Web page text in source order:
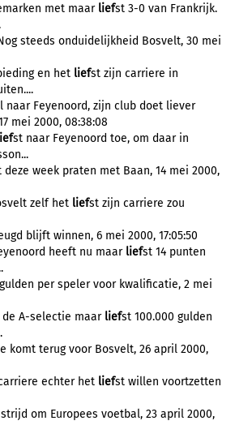
met maar liefst 3-0 van Frankrijk.
steeds onduidelijkheid Bosvelt, 30 mei
en het liefst zijn carriere in
naar Feyenoord, zijn club doet liever
mei 2000, 08:38:08
st naar Feyenoord toe, om daar in
week praten met Baan, 14 mei 2000,
zelf het liefst zijn carriere zou
blijft winnen, 6 mei 2000, 17:05:50
heeft nu maar liefst 14 punten
per speler voor kwalificatie, 2 mei
A-selectie maar liefst 100.000 gulden
komt terug voor Bosvelt, 26 april 2000,
echter het liefst willen voortzetten
om Europees voetbal, 23 april 2000,